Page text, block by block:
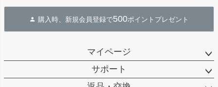
へ
購入時、新規会員登録で500ポイントプレゼント
マイページ
サポート